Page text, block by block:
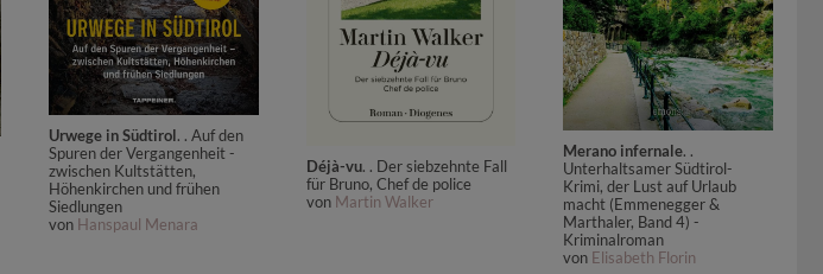
Urwege in Südtirol. . Auf den
Spuren der Vergangenheit -
zwischen Kultstätten,
Höhenkirchen und frühen
Siedlungen
von Hanspaul Menara
Déjà-vu. . Der siebzehnte Fall
für Bruno, Chef de police
von Martin Walker
Merano infernale. .
Unterhaltsamer Südtirol-
Krimi, der Lust auf Urlaub
macht (Emmenegger &
Marthaler, Band 4) -
Kriminalroman
von Elisabeth Florin